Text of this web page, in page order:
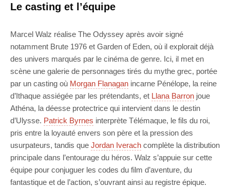
Le casting et l’équipe
Marcel Walz réalise The Odyssey après avoir signé
notamment Brute 1976 et Garden of Eden, où il explorait déjà
des univers marqués par le cinéma de genre. Ici, il met en
scène une galerie de personnages tirés du mythe grec, portée
par un casting où Morgan Flanagan incarne Pénélope, la reine
d’Ithaque assiégée par les prétendants, et Llana Barron joue
Athéna, la déesse protectrice qui intervient dans le destin
d’Ulysse. Patrick Byrnes interprète Télémaque, le fils du roi,
pris entre la loyauté envers son père et la pression des
usurpateurs, tandis que Jordan Iverach complète la distribution
principale dans l’entourage du héros. Walz s’appuie sur cette
équipe pour conjuguer les codes du film d’aventure, du
fantastique et de l’action, s’ouvrant ainsi au registre épique.